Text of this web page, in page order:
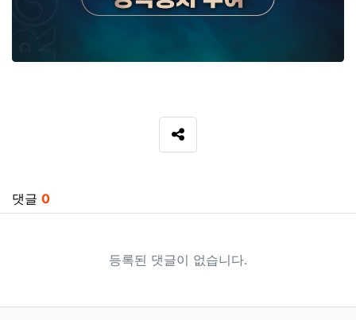
SNS 공유
댓글 0
등록된 댓글이 없습니다.